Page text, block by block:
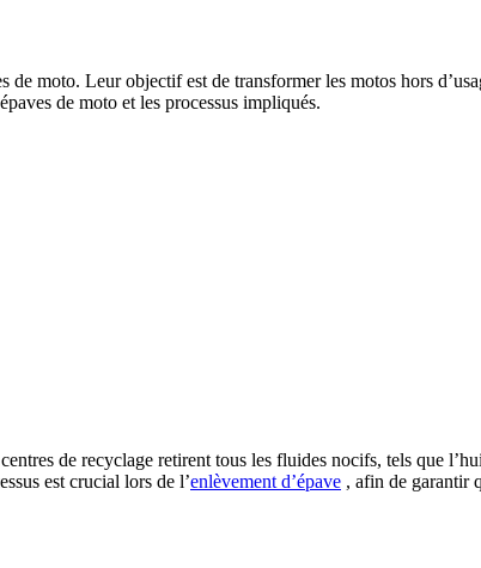
moto. Leur objectif est de transformer les motos hors
de moto et les processus impliqués.
de recyclage retirent tous les fluides nocifs, tels que
est crucial lors de l’enlèvement d’épave , afin de garantir